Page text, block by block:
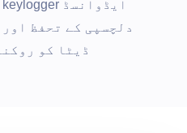
دلچسپی کے تحفظ
ڈیٹا کو